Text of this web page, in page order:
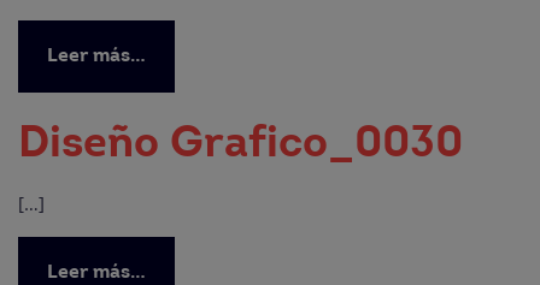
Leer más…
Diseño Grafico_0030
[…]
Leer más…